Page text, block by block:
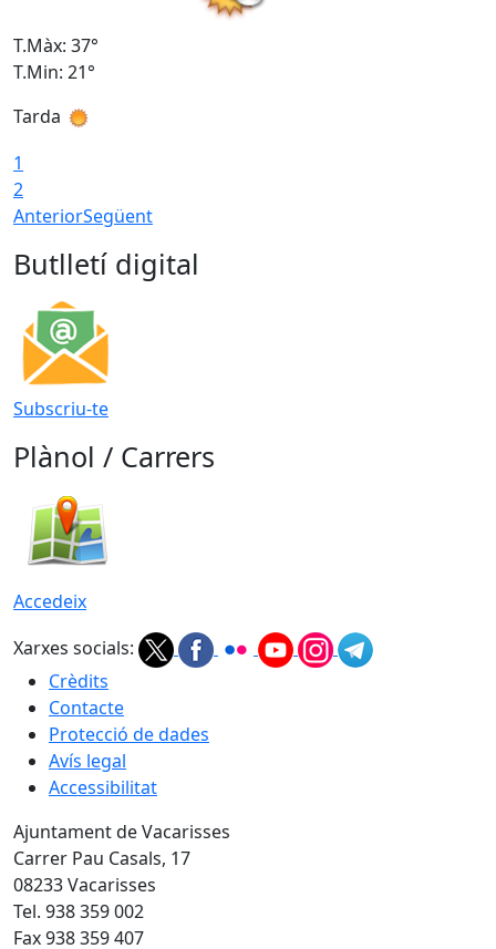
T.Màx: 37°
T.Min: 21°
Tarda
1
2
AnteriorSegüent
Butlletí digital
Subscriu-te
Plànol / Carrers
Accedeix
Xarxes socials:
Crèdits
Contacte
Protecció de dades
Avís legal
Accessibilitat
Ajuntament de Vacarisses
Carrer Pau Casals, 17
08233 Vacarisses
Tel. 938 359 002
Fax 938 359 407